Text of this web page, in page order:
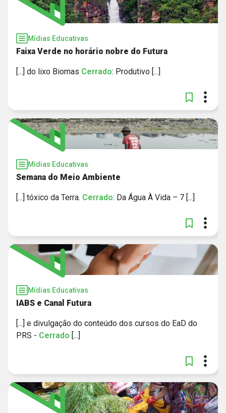
Mídias Educativas
Faixa Verde no horário nobre do Futura
[...] do lixo Biomas Cerrado: Produtivo [...]
Mídias Educativas
Semana do Meio Ambiente
[...] tóxico da Terra. Cerrado: Da Água À Vida – 7 [...]
Mídias Educativas
IABS e Canal Futura
[...] e divulgação do conteúdo dos cursos do EaD do
PRS - Cerrado [...]